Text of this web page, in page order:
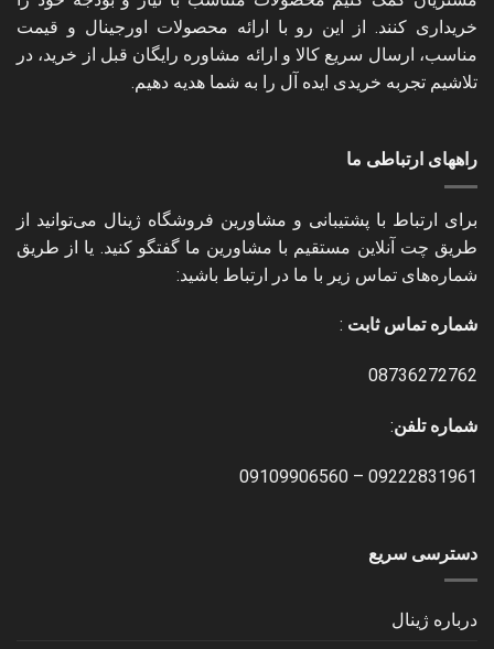
خریداری کنند. از این رو با ارائه محصولات اورجینال و قیمت
مناسب، ارسال سریع کالا و ارائه مشاوره رایگان قبل از خرید، در
تلاشیم تجربه خریدی ایده آل را به شما هدیه دهیم.
راههای ارتباطی ما
برای ارتباط با پشتیبانی و مشاورین فروشگاه ژینال می‌توانید از
طریق چت آنلاین مستقیم با مشاورین ما گفتگو کنید. یا از طریق
شماره‌های تماس زیر با ما در ارتباط باشید:
شماره تماس ثابت :
08736272762
شماره تلفن:
09222831961
–
09109906560
دسترسی سریع
درباره ژینال